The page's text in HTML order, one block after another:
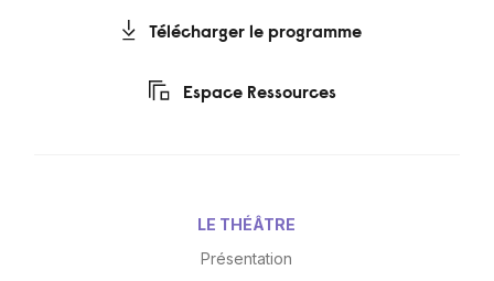
Télécharger le programme
Espace Ressources
LE THÉÂTRE
Présentation